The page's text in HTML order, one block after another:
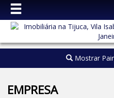
Mostrar
EMPRESA